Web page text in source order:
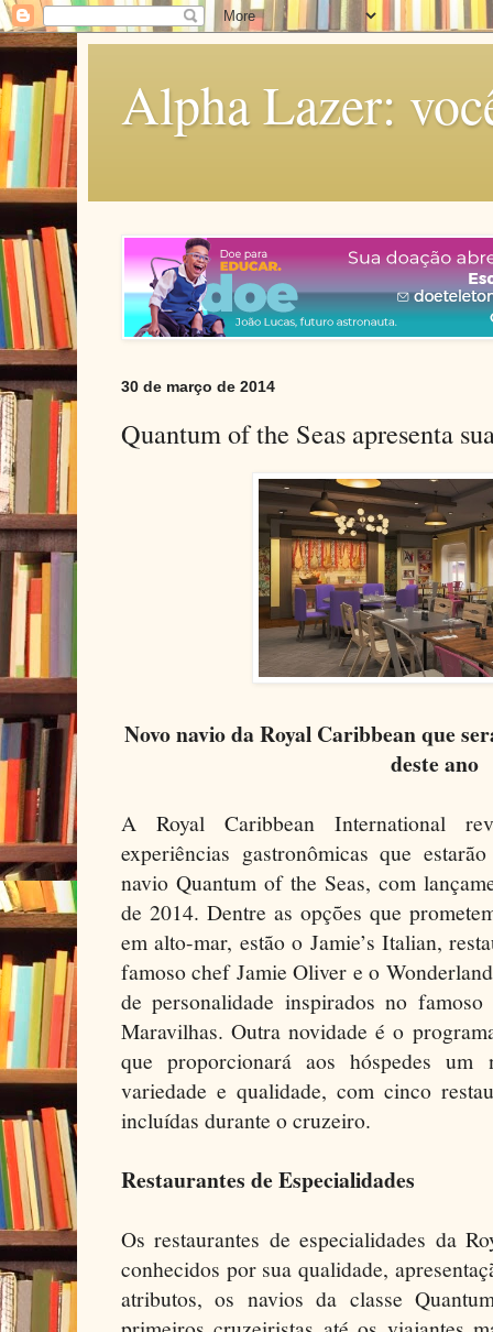
Alpha Lazer:
30 de março de 2014
Quantum of the Seas apresenta
Novo navio da Royal Caribbean que
deste ano
A Royal Caribbean International
experiências gastronômicas que
navio Quantum of the Seas, com
de 2014. Dentre as opções que
em alto-mar, estão o Jamie’s Italian,
famoso chef Jamie Oliver e o
de personalidade inspirados no
Maravilhas. Outra novidade é o
que proporcionará aos hóspedes
variedade e qualidade, com cinco
incluídas durante o cruzeiro.
Restaurantes de Especialidades
Os restaurantes de especialidades da
conhecidos por sua qualidade,
atributos, os navios da classe